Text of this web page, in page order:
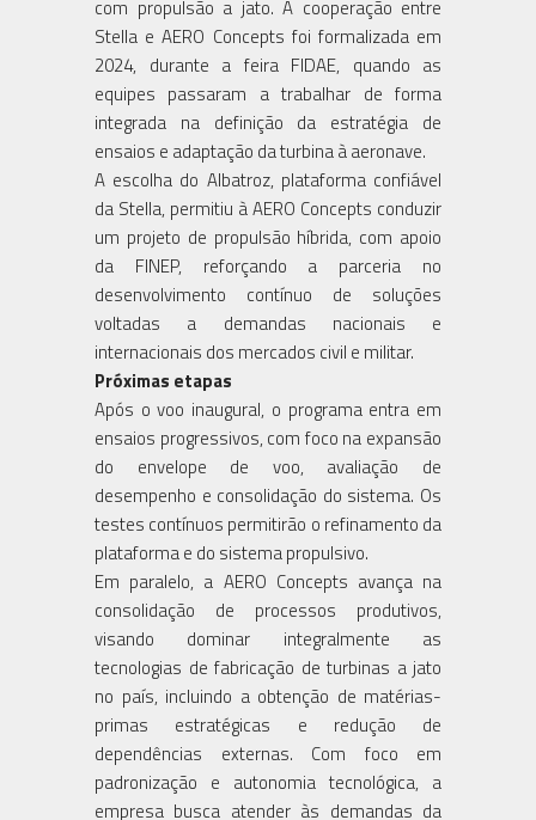
com propulsão a jato. A cooperação entre
Stella e AERO Concepts foi formalizada em
2024, durante a feira FIDAE, quando as
equipes passaram a trabalhar de forma
integrada na definição da estratégia de
ensaios e adaptação da turbina à aeronave.
A escolha do Albatroz, plataforma confiável
da Stella, permitiu à AERO Concepts conduzir
um projeto de propulsão híbrida, com apoio
da FINEP, reforçando a parceria no
desenvolvimento contínuo de soluções
voltadas a demandas nacionais e
internacionais dos mercados civil e militar.
Próximas etapas
Após o voo inaugural, o programa entra em
ensaios progressivos, com foco na expansão
do envelope de voo, avaliação de
desempenho e consolidação do sistema. Os
testes contínuos permitirão o refinamento da
plataforma e do sistema propulsivo.
Em paralelo, a AERO Concepts avança na
consolidação de processos produtivos,
visando dominar integralmente as
tecnologias de fabricação de turbinas a jato
no país, incluindo a obtenção de matérias-
primas estratégicas e redução de
dependências externas. Com foco em
padronização e autonomia tecnológica, a
empresa busca atender às demandas da